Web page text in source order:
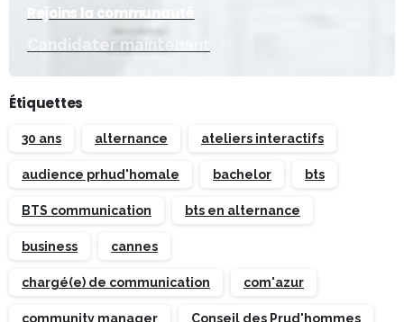
Rejoins la communauté
Candidater maintenant
Étiquettes
30 ans alternance ateliers interactifs
audience prhud'homale bachelor bts
BTS communication bts en alternance
business cannes
chargé(e) de communication com'azur
community manager Conseil des Prud'hommes